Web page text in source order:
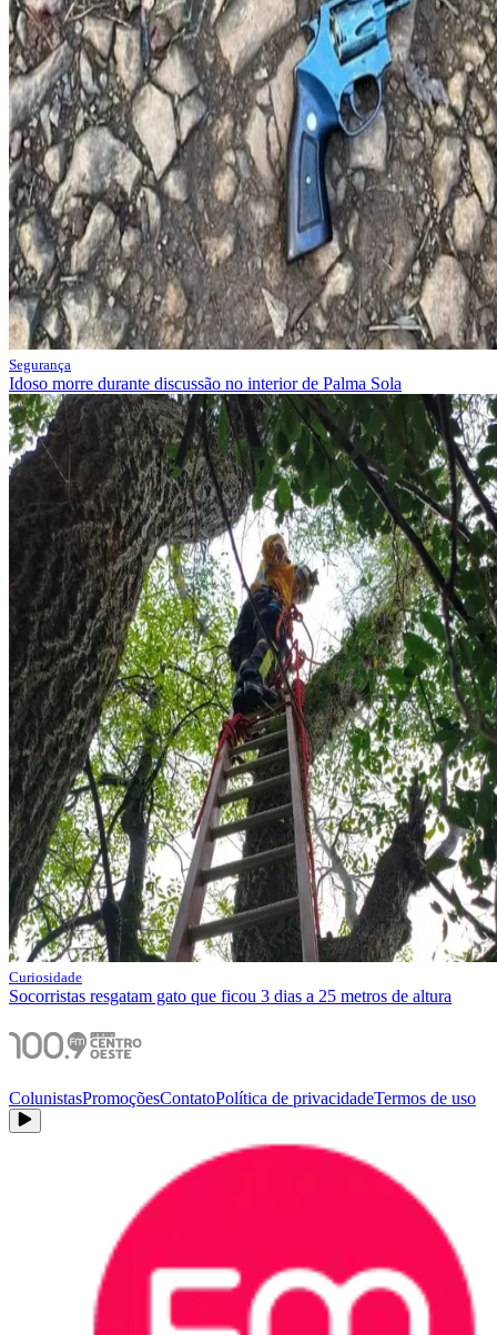
Segurança
Idoso morre durante discussão no interior de Palma Sola
Curiosidade
Socorristas resgatam gato que ficou 3 dias a 25 metros de altura
ColunistasPromoçõesContatoPolítica de privacidadeTermos de uso